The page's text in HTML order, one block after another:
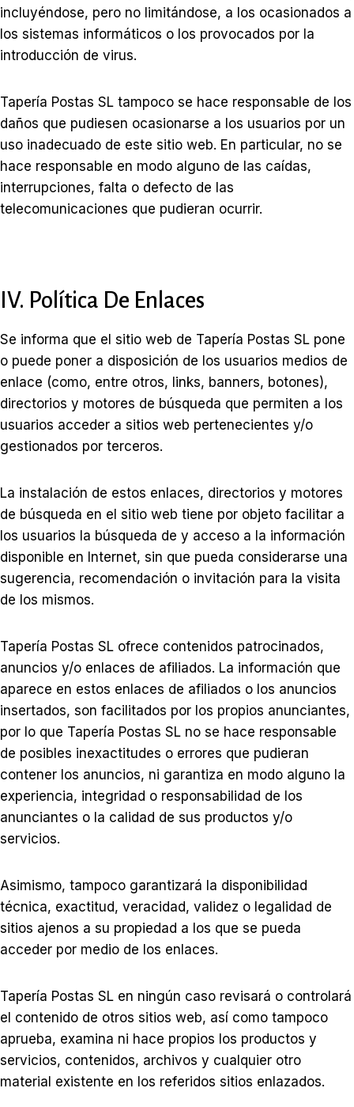
incluyéndose, pero no limitándose, a los ocasionados a
los sistemas informáticos o los provocados por la
introducción de virus.
Tapería Postas SL tampoco se hace responsable de los
daños que pudiesen ocasionarse a los usuarios por un
uso inadecuado de este sitio web. En particular, no se
hace responsable en modo alguno de las caídas,
interrupciones, falta o defecto de las
telecomunicaciones que pudieran ocurrir.
IV. Política De Enlaces
Se informa que el sitio web de Tapería Postas SL pone
o puede poner a disposición de los usuarios medios de
enlace (como, entre otros, links, banners, botones),
directorios y motores de búsqueda que permiten a los
usuarios acceder a sitios web pertenecientes y/o
gestionados por terceros.
La instalación de estos enlaces, directorios y motores
de búsqueda en el sitio web tiene por objeto facilitar a
los usuarios la búsqueda de y acceso a la información
disponible en Internet, sin que pueda considerarse una
sugerencia, recomendación o invitación para la visita
de los mismos.
Tapería Postas SL ofrece contenidos patrocinados,
anuncios y/o enlaces de afiliados. La información que
aparece en estos enlaces de afiliados o los anuncios
insertados, son facilitados por los propios anunciantes,
por lo que Tapería Postas SL no se hace responsable
de posibles inexactitudes o errores que pudieran
contener los anuncios, ni garantiza en modo alguno la
experiencia, integridad o responsabilidad de los
anunciantes o la calidad de sus productos y/o
servicios.
Asimismo, tampoco garantizará la disponibilidad
técnica, exactitud, veracidad, validez o legalidad de
sitios ajenos a su propiedad a los que se pueda
acceder por medio de los enlaces.
Tapería Postas SL en ningún caso revisará o controlará
el contenido de otros sitios web, así como tampoco
aprueba, examina ni hace propios los productos y
servicios, contenidos, archivos y cualquier otro
material existente en los referidos sitios enlazados.